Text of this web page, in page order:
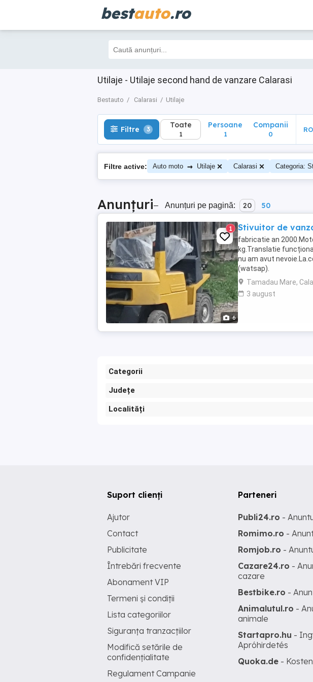
bestauto.ro
Utilaje - Utilaje second hand de vanzare Calarasi
Bestauto Calarasi Utilaje
Filtre 3 Toate
1
Filtre 3 Toate
1
Persoane
1
Companii
0
Filtre active: Auto moto → Utilaje Calarasi Categoria:
Anunțuri– Anunțuri pe pagină: 20 50
6
1 Stivuitor de
fabricatie an
kg.Translatie
nu am avut
(watsap).
Tamadau Mare,
3 august
Categorii
Județe
Localități
Suport clienți
Ajutor
Contact
Publicitate
Întrebări frecvente
Abonament VIP
Termeni și condiții
Lista categoriilor
Siguranța tranzacțiilor
Modifică setările de
confidențialitate
Regulament Campanie
Parteneri
Publi24.ro -
Romimo.ro -
Romjob.ro -
Cazare24.ro -
cazare
Bestbike.ro -
Animalutul.ro -
animale
Startapro.hu -
Apróhirdetés
Quoka.de -